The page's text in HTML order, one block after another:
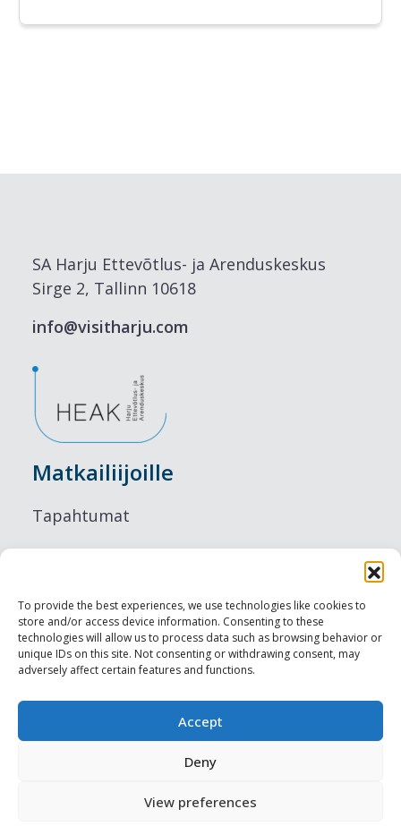
To provide the best experiences, we use technologies like cookies to
store and/or access device information. Consenting to these
technologies will allow us to process data such as browsing behavior or
unique IDs on this site. Not consenting or withdrawing consent, may
adversely affect certain features and functions.
Accept
Deny
View preferences
SA Harju Ettevõtlus- ja Arenduskeskus
Sirge 2, Tallinn 10618
info@visitharju.com
Matkailiijoille
Tapahtumat
Ruokailu
Nähtävyydet
Visit Tallinn
Ammattilaisille
Harju-, Rapla- & Läänemaa DMO